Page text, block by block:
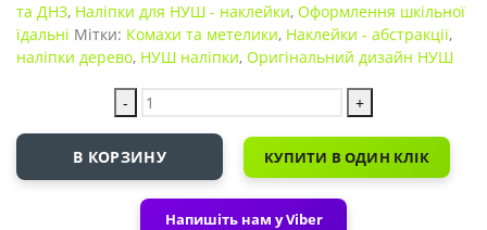
та ДНЗ, Наліпки для НУШ - наклейки, Оформлення шкільної
їдальні Мітки: Комахи та метелики, Наклейки - абстракції,
наліпки дерево, НУШ наліпки, Оригінальний дизайн НУШ
- +
В КОРЗИНУ КУПИТИ В ОДИН КЛІК
Напишіть нам у Viber